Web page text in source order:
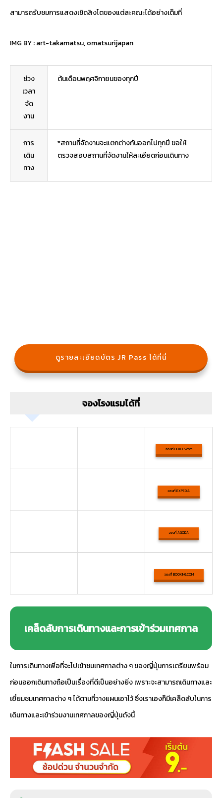
สามารถรับชมการแสดงเชิดสิงโตของแต่ละคณะได้อย่างเต็มที่
IMG BY :art-takamatsu,omatsurijapan
ช่วง
เวลา
จัด
งาน
ต้นเดือนพฤศจิกายนของทุกปี
การ
เดิน
ทาง
*สถานที่จัดงานจะแตกต่างกันออกไปทุกปี ขอให้
ตรวจสอบสถานที่จัดงานให้ละเอียดก่อนเดินทาง
ดูรายละเอียดบัตร JR Pass ได้ที่นี่
จองโรงแรมได้ที่
จองที่ HOTELS.com
จองที่ EXPEDIA
จองที่ AGODA
จองที่ BOOKING.COM
เคล็ดลับการเดินทางและการเข้าร่วมเทศกาล
ในการเดินทางเพิ่อที่จะไปเข้าชมเทศกาลต่าง ๆ ของญี่ปุ่นการเตรียมพร้อม
ก่อนออกเดินทางถือเป็นเรื่องที่ดีเป็นอย่างยิ่ง เพราะจะสามารถเดินทางและ
เยี่ยมชมเทศกาลต่าง ๆ ได้ตามที่วางแผนเอาไว้ ซึ่งเราเองก็มีเคล็ดลับในการ
เดินทางและเข้าร่วมงานเทศกาลของญี่ปุ่นดังนี้